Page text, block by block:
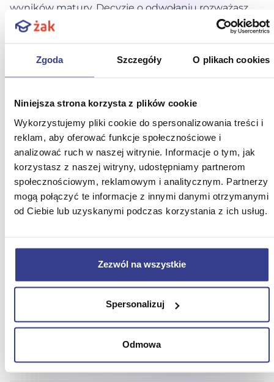
Zgoda Szczegóły O plikach cookies
Niniejsza strona korzysta z plików cookie
Wykorzystujemy pliki cookie do spersonalizowania treści i
reklam, aby oferować funkcje społecznościowe i
analizować ruch w naszej witrynie. Informacje o tym, jak
korzystasz z naszej witryny, udostępniamy partnerom
społecznościowym, reklamowym i analitycznym. Partnerzy
mogą połączyć te informacje z innymi danymi otrzymanymi
od Ciebie lub uzyskanymi podczas korzystania z ich usług.
Zezwól na wszystkie
Spersonalizuj
Odmowa
wyników matury. Decyzję o odwołaniu rozważasz
dopiero wtedy, gdy zauważysz konkretne błędy w
2. Czy podejście do egzaminów poprawkowych
skreśla szansę na dobry zawód?
to druga szansa na zdanie obowiązkowego
przedmiotu. Nie musisz rezygnować ze swoich
planów!
3. Czy po maturze lepiej skupić się na dalszej nauce,
czy pójść do pracy?
Po wynikach matury 2026 wszystko zależy od
Twojej sytuacji i planów. Możesz rozpocząć studia,
pracy i zdobyć doświadczenie. Możesz też połączyć
Podziel się Wiedzą z Przyjaciółmi!